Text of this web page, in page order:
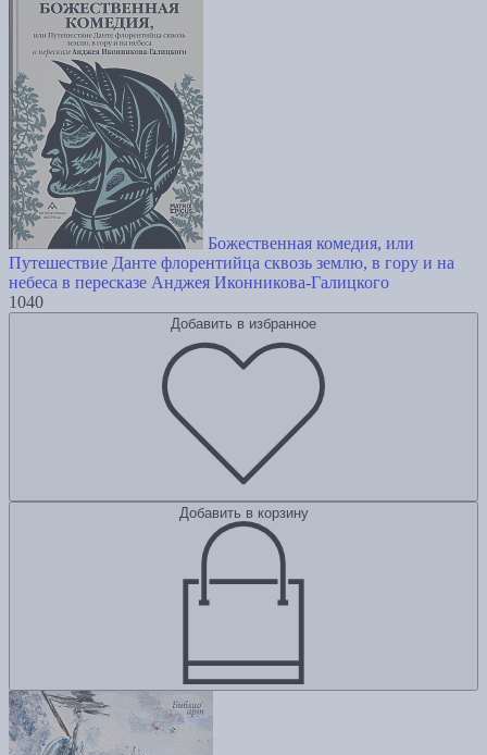
Божественная комедия, или
Путешествие Данте флорентийца сквозь землю, в гору и на
небеса в пересказе Анджея Иконникова-Галицкого
1040
Добавить в избранное
Добавить в корзину